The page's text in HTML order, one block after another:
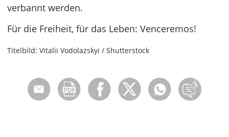
verbannt werden.
Für die Freiheit, für das Leben: Venceremos!
Titelbild: Vitalii Vodolazskyi / Shutterstock